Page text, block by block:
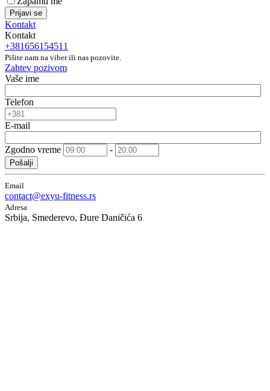
Prijavi se
Kontakt
Kontakt
+381656154511
Pišite nam na viber ili nas pozovite.
Zahtev pozivom
Vaše ime
Telefon
E-mail
Zgodno vreme -
Pošalji
Email
contact@exyu-fitness.rs
Adresa
Srbija, Smederevo, Đure Daničića 6